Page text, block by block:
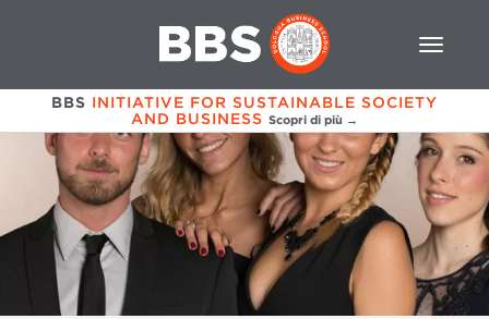
BBS INITIATIVE FOR SUSTAINABLE SOCIETY
AND BUSINESS Scopri di più →